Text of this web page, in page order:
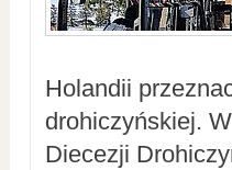
Holandii
drohiczyńskiej.
Diecezji